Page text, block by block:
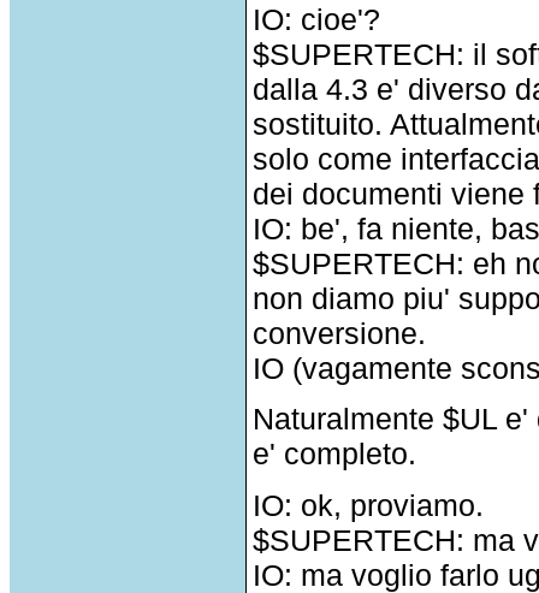
IO: cioe'?
$SUPERTECH: il
dalla 4.3 e' diverso
sostituito.
solo come
dei documenti viene
IO: be', fa niente,
$SUPERTECH: eh
non diamo piu'
conversione.
IO (vagamente
Naturalmente $UL
e' completo.
IO: ok, proviamo.
$SUPERTECH: ma
IO: ma voglio farlo